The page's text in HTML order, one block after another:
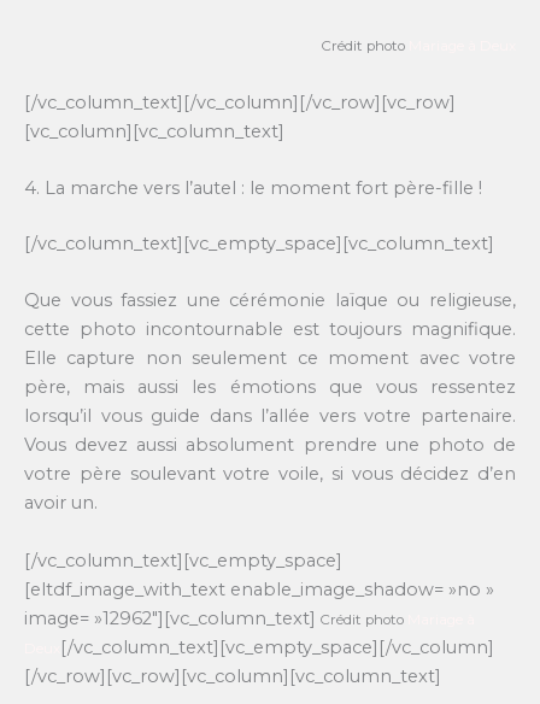
Crédit photo
[/vc_column_text][/vc_column][/vc_row][vc_row]
[vc_column][vc_column_text]
4. La marche vers l’autel : le moment fort père-fille !
[/vc_column_text][vc_empty_space][vc_column_text]
Que vous fassiez une cérémonie laïque ou religieuse,
cette photo incontournable est toujours magnifique.
Elle capture non seulement ce moment avec votre
père, mais aussi les émotions que vous ressentez
lorsqu’il vous guide dans l’allée vers votre partenaire.
Vous devez aussi absolument prendre une photo de
votre père soulevant votre voile, si vous décidez d’en
avoir un.
[/vc_column_text][vc_empty_space]
[eltdf_image_with_text enable_image_shadow= »no »
image= »12962″][vc_column_text] Crédit photo
[/vc_column_text][vc_empty_space][/vc_column]
[/vc_row][vc_row][vc_column][vc_column_text]